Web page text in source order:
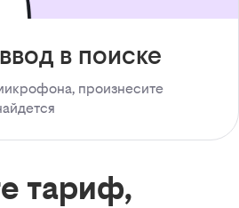
в поиске
произнесите
тариф,